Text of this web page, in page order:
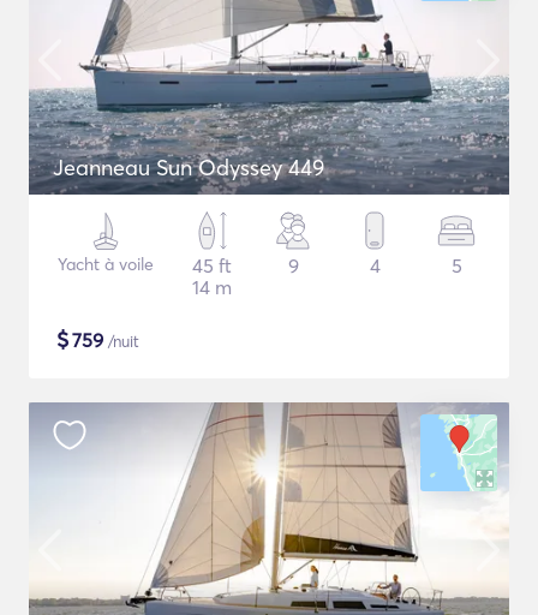
Jeanneau Sun Odyssey 449
Yacht à voile
45 ft
14 m
9 4 5
$759 /nuit